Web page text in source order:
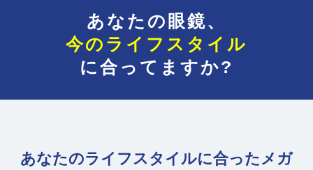
あなたの眼鏡、
今のライフスタイル
に合ってますか?
あなたのライフスタイルに合ったメガ